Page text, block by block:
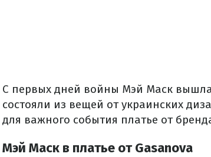
С первых дней войны Мэй Маск вышла
состояли из вещей от украинских
для важного события платье от
Мэй Маск в платье от Gasanova